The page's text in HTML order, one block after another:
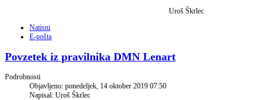
Uroš Škrlec
Natisni
E-pošta
Povzetek iz pravilnika DMN Lenart
Podrobnosti
Objavljeno: ponedeljek, 14 oktober 2019 07:50
Napisal: Uroš Škrlec